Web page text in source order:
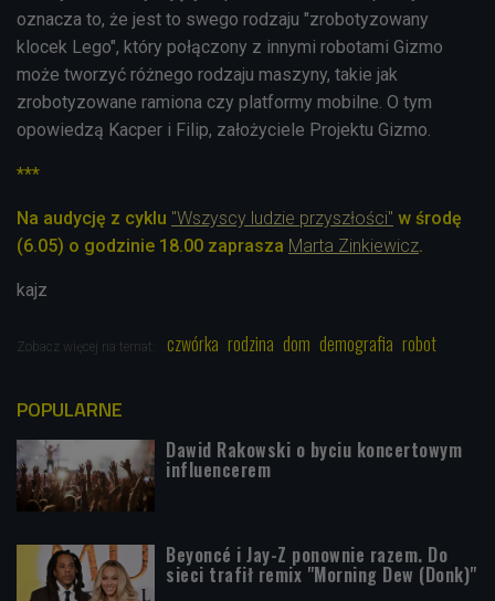
oznacza to, że jest to swego rodzaju "zrobotyzowany
klocek Lego", który połączony z innymi robotami Gizmo
może tworzyć różnego rodzaju maszyny, takie jak
zrobotyzowane ramiona czy platformy mobilne. O tym
opowiedzą Kacper i Filip, założyciele Projektu Gizmo.
***
Na audycję z cyklu "Wszyscy ludzie przyszłości" w środę
(6.05) o godzinie 18.00 zaprasza Marta Zinkiewicz.
kajz
Zobacz więcej na temat: czwórka rodzina dom demografia robot
POPULARNE
Dawid Rakowski o byciu koncertowym
influencerem
Beyoncé i Jay-Z ponownie razem. Do
sieci trafił remix "Morning Dew (Donk)"